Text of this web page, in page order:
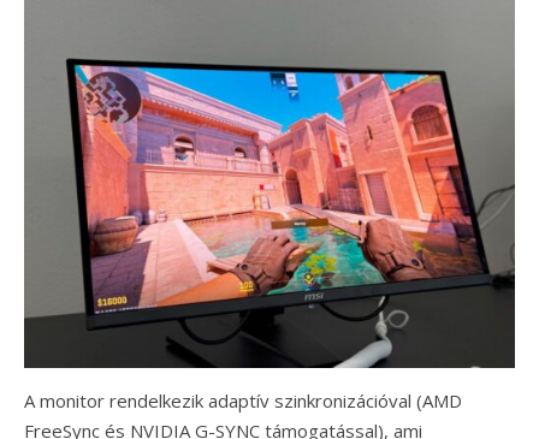
A monitor rendelkezik adaptív szinkronizációval (AMD
FreeSync és NVIDIA G-SYNC támogatással), ami